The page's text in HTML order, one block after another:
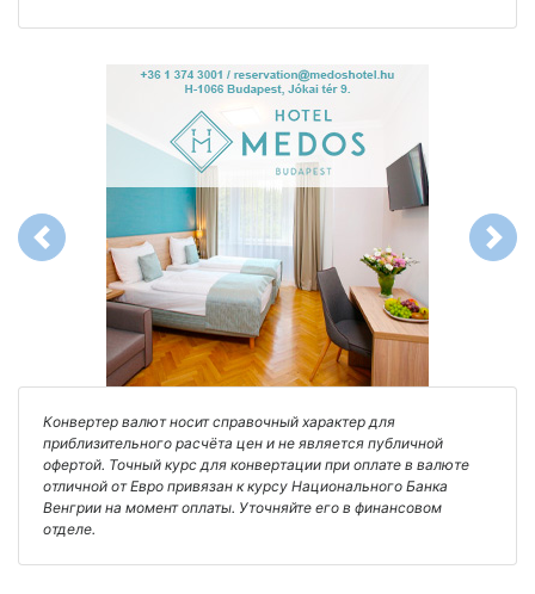
Previous Next
Конвертер валют носит справочный характер для
приблизительного расчёта цен и не является публичной
офертой. Точный курс для конвертации при оплате в валюте
отличной от Евро привязан к курсу Национального Банка
Венгрии на момент оплаты. Уточняйте его в финансовом
отделе.